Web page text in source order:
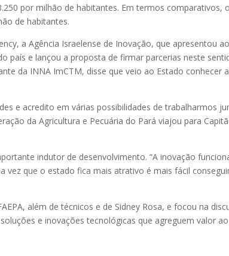
por milhão de habitantes. Em termos comparativos,
de habitantes.
a Agência Israelense de Inovação, que apresentou
país e lançou a proposta de firmar parcerias neste
da INNA ImCTM, disse que veio ao Estado conhecer
e acredito em várias possibilidades de trabalharmos
da Agricultura e Pecuária do Pará viajou para
indutor de desenvolvimento. “A inovação
vez que o estado fica mais atrativo é mais fácil
além de técnicos e de Sidney Rosa, e focou na
e inovações tecnológicas que agreguem valor ao